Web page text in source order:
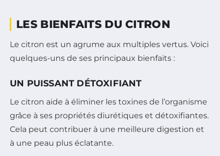
LES BIENFAITS DU CITRON
Le citron est un agrume aux multiples vertus. Voici
quelques-uns de ses principaux bienfaits :
UN PUISSANT DÉTOXIFIANT
Le citron aide à éliminer les toxines de l’organisme
grâce à ses propriétés diurétiques et détoxifiantes.
Cela peut contribuer à une meilleure digestion et
à une peau plus éclatante.